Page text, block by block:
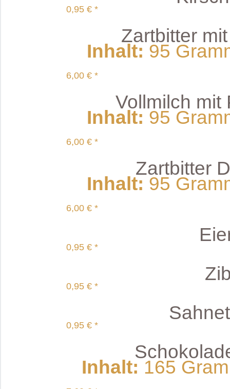
0,95 € *
Zartbitter
Inhalt: 95
6,00 € *
Vollmilch mit
Inhalt: 95
6,00 € *
Zartbitter
Inhalt: 95
6,00 € *
0,95 € *
0,95 € *
0,95 € *
Inhalt: 165